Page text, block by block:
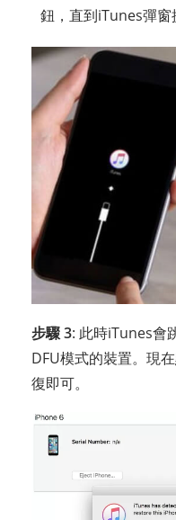
鈕，直到iTunes彈窗
步驟 3: 此時iTunes會
DFU模式的裝置。現
復即可。